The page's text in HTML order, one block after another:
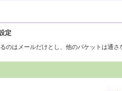
定
のはメールだけとし、他のパケットは通さ